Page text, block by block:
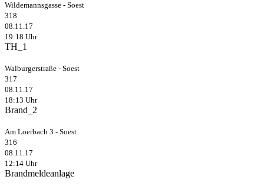
Wildemannsgasse - Soest
318
08.11.17
19:18 Uhr
TH_1
Walburgerstraße - Soest
317
08.11.17
18:13 Uhr
Brand_2
Am Loerbach 3 - Soest
316
08.11.17
12:14 Uhr
Brandmeldeanlage